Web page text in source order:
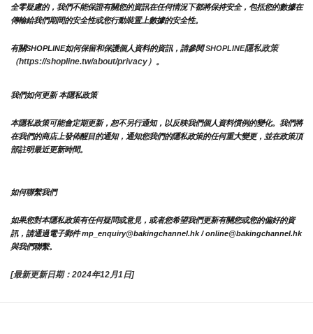
全零疑慮的，我們不能保證有關您的資訊在任何情況下都將保持安全，包括您的數據在
傳輸給我們期間的安全性或您行動裝置上數據的安全性。
有關SHOPLINE如何保留和保護個人資料的資訊，請參閱 SHOPLINE隱私政策
（https://shopline.tw/about/privacy）。
我們如何更新 本隱私政策
本隱私政策可能會定期更新，恕不另行通知，以反映我們個人資料慣例的變化。我們將
在我們的商店上發佈醒目的通知，通知您我們的隱私政策的任何重大變更，並在政策頂
部註明最近更新時間。
如何聯繫我們
如果您對本隱私政策有任何疑問或意見，或者您希望我們更新有關您或您的偏好的資
訊，請通過電子郵件 mp_enquiry@bakingchannel.hk / online@bakingchannel.hk
與我們聯繫。
[最新更新日期：2024年12月1日]